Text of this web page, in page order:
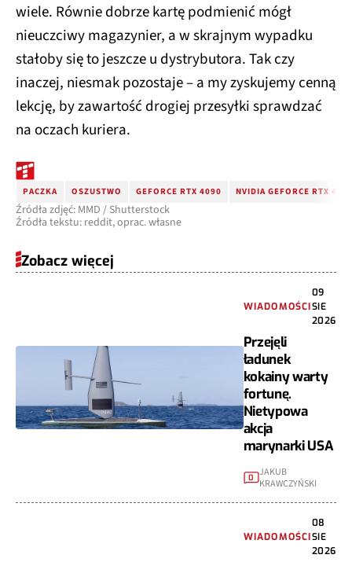
wiele. Równie dobrze kartę podmienić mógł
nieuczciwy magazynier, a w skrajnym wypadku
stałoby się to jeszcze u dystrybutora. Tak czy
inaczej, niesmak pozostaje – a my zyskujemy cenną
lekcję, by zawartość drogiej przesyłki sprawdzać
na oczach kuriera.
PACZKA OSZUSTWO GEFORCE RTX 4090 NVIDIA GEFORCE RTX
Źródła zdjęć: MMD / Shutterstock
Źródła tekstu: reddit, oprac. własne
Zobacz więcej
WIADOMOŚCI
09
SIE
2026
Przejęli
ładunek
kokainy warty
fortunę.
Nietypowa
akcja
marynarki USA
0 JAKUB
KRAWCZYŃSKI
WIADOMOŚCI
08
SIE
2026